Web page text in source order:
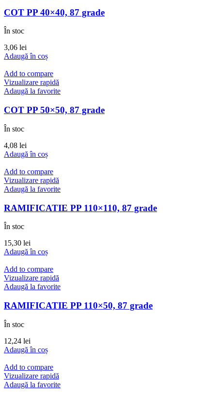
COT PP 40×40, 87 grade
În stoc
3,06 lei
Adaugă în coș
Add to compare
Vizualizare rapidă
Adaugă la favorite
COT PP 50×50, 87 grade
În stoc
4,08 lei
Adaugă în coș
Add to compare
Vizualizare rapidă
Adaugă la favorite
RAMIFICATIE PP 110×110, 87 grade
În stoc
15,30 lei
Adaugă în coș
Add to compare
Vizualizare rapidă
Adaugă la favorite
RAMIFICATIE PP 110×50, 87 grade
În stoc
12,24 lei
Adaugă în coș
Add to compare
Vizualizare rapidă
Adaugă la favorite